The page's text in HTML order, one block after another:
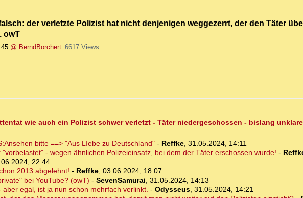
der verletzte Polizist hat nicht denjenigen weggezerrt, der den Täter
owT
@ BerndBorchert 6617 Views
wie auch ein Polizist schwer verletzt - Täter niedergeschossen - bislang
bitte ==> "Aus LIebe zu Deutschland"- Reffke, 31.05.2024, 14:11
- wegen ähnlichen Polizeieinsatz, bei dem der Täter erschossen wurde! -
22:44
2013 abgelehnt! - Reffke, 03.06.2024, 18:07
bei YouTube? (owT) - SevenSamurai, 31.05.2024, 14:13
egal, ist ja nun schon mehrfach verlinkt. - Odysseus, 31.05.2024, 14:21